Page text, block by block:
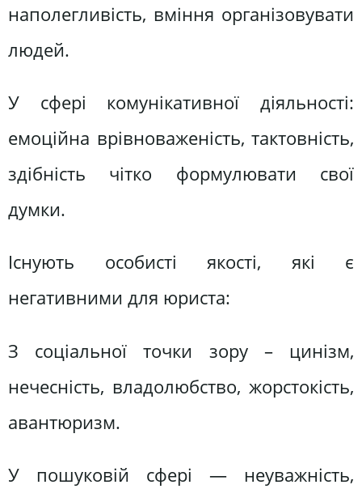
наполегливість, вміння організовувати
людей.
У сфері комунікативної діяльності:
емоційна врівноваженість, тактовність,
здібність чітко формулювати свої
думки.
Існують особисті якості, які є
негативними для юриста:
З соціальної точки зору – цинізм,
нечесність, владолюбство, жорстокість,
авантюризм.
У пошуковій сфері — неуважність,